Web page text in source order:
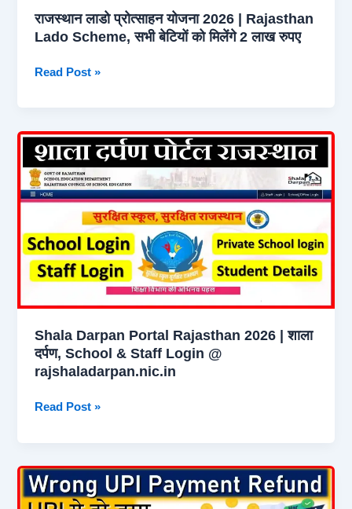
भरपूर
लाभ
राजस्थान लाडो प्रोत्साहन योजना 2026 | Rajasthan
Lado Scheme, सभी बेटियों को मिलेंगे 2 लाख रुपए
राजस्थान
2026
|
Rajasthan
Lado
सभी
बेटियों
को
लाख
रुपए
Read Post »
Shala Darpan Portal Rajasthan 2026 | शाला
दर्पण, School & Staff Login @
rajshaladarpan.nic.in
Shala
2026
|
Read Post »